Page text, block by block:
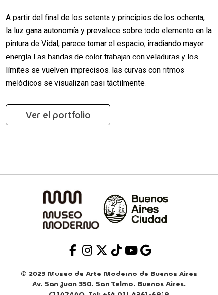
A partir del final de los setenta y principios de los ochenta,
la luz gana autonomía y prevalece sobre todo elemento en la
pintura de Vidal, parece tomar el espacio, irradiando mayor
energía Las bandas de color trabajan con veladuras y los
límites se vuelven imprecisos, las curvas con ritmos
melódicos se visualizan casi táctilmente.
Ver el portfolio
© 2023 Museo de Arte Moderno de Buenos Aires
Av. San Juan 350. San Telmo. Buenos Aires.